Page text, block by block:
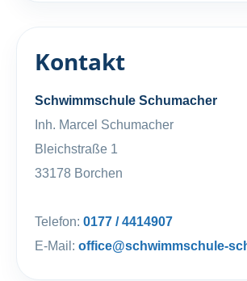
Kontakt
Schwimmschule Schumacher
Inh. Marcel Schumacher
Bleichstraße 1
33178 Borchen
Telefon: 0177 / 4414907
E-Mail: office@schwimmschule-